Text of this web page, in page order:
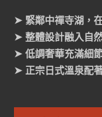
➤ 緊鄰中禪寺湖，
➤ 整體設計融入自
➤ 低調奢華充滿細
➤ 正宗日式溫泉配